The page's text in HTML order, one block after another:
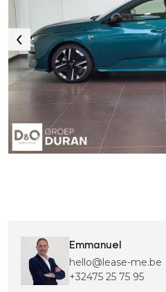
Emmanuel
hello@lease-me.be
+32475 25 75 95